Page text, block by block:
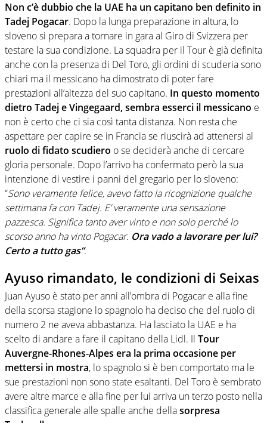
Non c’è dubbio che la UAE ha un capitano ben definito in
Tadej Pogacar. Dopo la lunga preparazione in altura, lo
sloveno si prepara a tornare in gara al Giro di Svizzera per
testare la sua condizione. La squadra per il Tour è già definita
anche con la presenza di Del Toro, gli ordini di scuderia sono
chiari ma il messicano ha dimostrato di poter fare
prestazioni all’altezza del suo capitano. In questo momento
dietro Tadej e Vingegaard, sembra esserci il messicano e
non è certo che ci sia così tanta distanza. Non resta che
aspettare per capire se in Francia se riuscirà ad attenersi al
ruolo di fidato scudiero o se deciderà anche di cercare
gloria personale. Dopo l’arrivo ha confermato però la sua
intenzione di vestire i panni del gregario per lo sloveno:
“Sono veramente felice, avevo fatto la ricognizione qualche
settimana fa con Tadej. E’ veramente una sensazione
pazzesca. Significa tanto aver vinto e non solo perché lo
scorso anno ha vinto Pogacar. Ora vado a lavorare per lui?
Certo a tutto gas”.
Ayuso rimandato, le condizioni di Seixas
Juan Ayuso è stato per anni all’ombra di Pogacar e alla fine
della scorsa stagione lo spagnolo ha deciso che del ruolo di
numero 2 ne aveva abbastanza. Ha lasciato la UAE e ha
scelto di andare a fare il capitano della Lidl. Il Tour
Auvergne-Rhones-Alpes era la prima occasione per
mettersi in mostra, lo spagnolo si è ben comportato ma le
sue prestazioni non sono state esaltanti. Del Toro è sembrato
avere altre marce e alla fine per lui arriva un terzo posto nella
classifica generale alle spalle anche dellasorpresa